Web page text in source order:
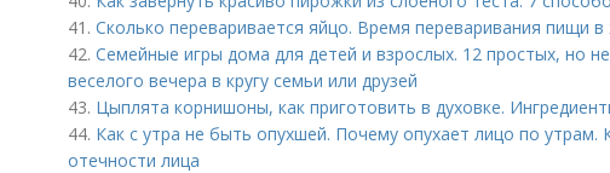
41. Сколько переваривается яйцо. Время переваривания пищи в
42. Семейные игры дома для детей и взрослых. 12 простых, но
веселого вечера в кругу семьи или друзей
43. Цыплята корнишоны, как приготовить в духовке.
44. Как с утра не быть опухшей. Почему опухает лицо по утрам.
отечности лица